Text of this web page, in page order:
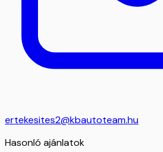
ertekesites2@kbautoteam.hu
Hasonló ajánlatok